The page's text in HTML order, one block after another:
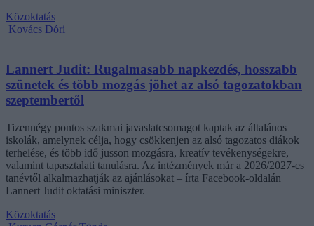
Közoktatás
Kovács Dóri
Lannert Judit: Rugalmasabb napkezdés, hosszabb
szünetek és több mozgás jöhet az alsó tagozatokban
szeptembertől
Tizennégy pontos szakmai javaslatcsomagot kaptak az általános
iskolák, amelynek célja, hogy csökkenjen az alsó tagozatos diákok
terhelése, és több idő jusson mozgásra, kreatív tevékenységekre,
valamint tapasztalati tanulásra. Az intézmények már a 2026/2027-es
tanévtől alkalmazhatják az ajánlásokat – írta Facebook-oldalán
Lannert Judit oktatási miniszter.
Közoktatás